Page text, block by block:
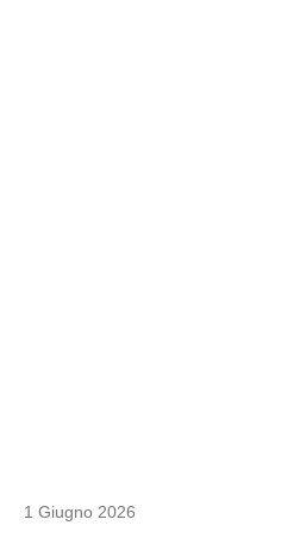
1 Giugno 2026